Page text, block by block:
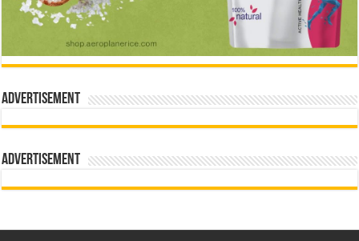
Advertisement
Advertisement